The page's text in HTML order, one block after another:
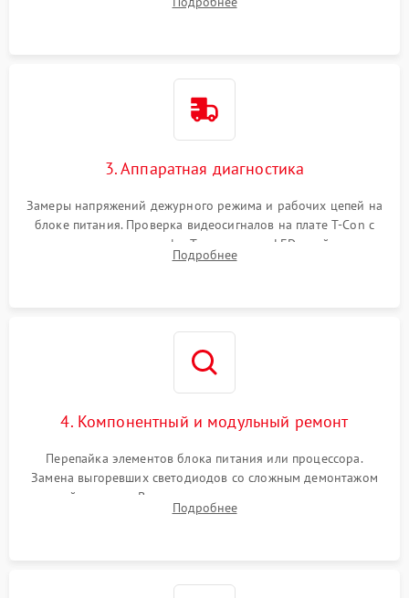
Проверка надежности фиксации и целостности шлейфов.
3. Аппаратная диагностика
Замеры напряжений дежурного режима и рабочих цепей на
блоке питания. Проверка видеосигналов на плате T-Con с
помощью осциллографа. Тестирование LED-драйвера и
светодиодных планок подсветки мультиметром.
Подробнее
4. Компонентный и модульный ремонт
Перепайка элементов блока питания или процессора.
Замена выгоревших светодиодов со сложным демонтажом
хрупкой матрицы. Восстановление поврежденных дорожек,
прошивка микросхем памяти EEPROM
Подробнее